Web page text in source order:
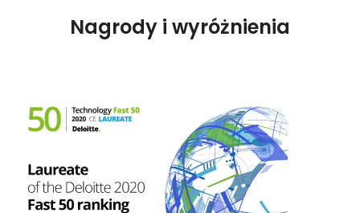
Nagrody i wyróżnienia